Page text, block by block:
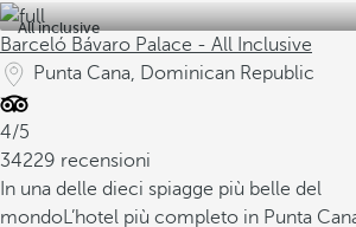
All inclusive
Barceló Bávaro Palace - All Inclusive
Punta Cana, Dominican Republic
4/5
34229 recensioni
In una delle dieci spiagge più belle del
mondoL’hotel più completo in Punta